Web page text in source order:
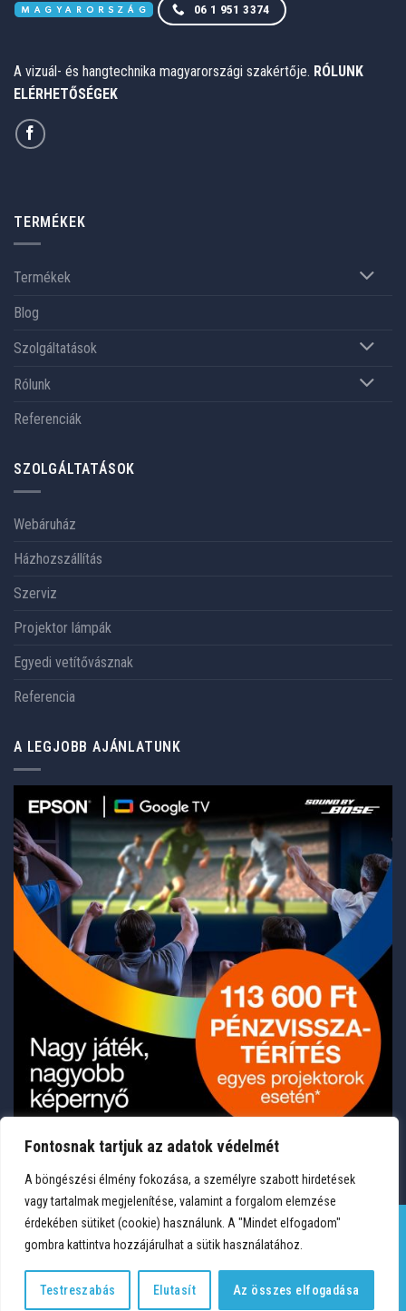
Fontosnak tartjuk az adatok védelmét
A böngészési élmény fokozása, a személyre szabott hirdetések
vagy tartalmak megjelenítése, valamint a forgalom elemzése
érdekében sütiket (cookie) használunk. A "Mindet elfogadom"
gombra kattintva hozzájárulhat a sütik használatához.
Testreszabás Elutasít Az összes elfogadása
06 1 951 3374
A vizuál- és hangtechnika magyarországi szakértője. RÓLUNK
ELÉRHETŐSÉGEK
TERMÉKEK
Termékek
Blog
Szolgáltatások
Rólunk
Referenciák
SZOLGÁLTATÁSOK
Webáruház
Házhozszállítás
Szerviz
Projektor lámpák
Egyedi vetítővásznak
Referencia
A LEGJOBB AJÁNLATUNK
Copyright 2026 © Medium Hungary Kft. Minden jog fenntartva.